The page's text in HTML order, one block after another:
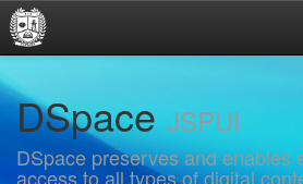
Skip
navigation
DSpaceJSPUI
DSpace preserves and enables
access to all types of digital